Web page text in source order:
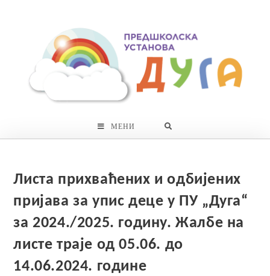
МЕНИ
Листа прихваћених и одбијених
пријава за упис деце у ПУ „Дуга“
за 2024./2025. годину. Жалбe на
листе траје од 05.06. до
14.06.2024. године